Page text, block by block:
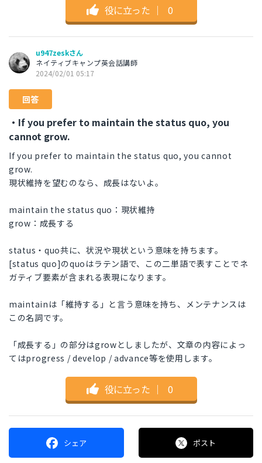
役に立った ｜ 0
u947zeskさん
ネイティブキャンプ英会話講師
2024/02/01 05:17
回答
・If you prefer to maintain the status quo, you
cannot grow.
If you prefer to maintain the status quo, you cannot
grow.
現状維持を望むのなら、成長はないよ。
maintain the status quo：現状維持
grow：成長する
status・quo共に、状況や現状という意味を持ちます。
[status quo]のquoはラテン語で、この二単語で表すことでネ
ガティブ要素が含まれる表現になります。
maintainは「維持する」と言う意味を持ち、メンテナンスは
この名詞です。
「成長する」の部分はgrowとしましたが、文章の内容によっ
てはprogress / develop / advance等を使用します。
役に立った ｜ 0
シェア ポスト